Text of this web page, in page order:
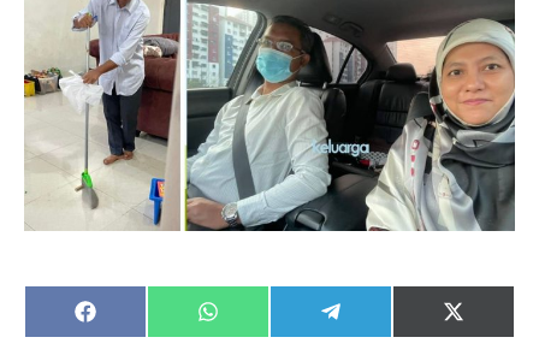
Share
on
Share
on
Share
on
Share
on